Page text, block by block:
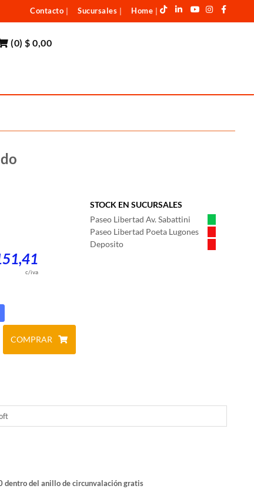
Contacto Sucursales Home
(0)$ 0,00
STOCK EN SUCURSALES
Paseo Libertad Av. Sabattini
Paseo Libertad Poeta Lugones
Deposito
c/iva
COMPRAR
dentro del anillo de circunvalación gratis